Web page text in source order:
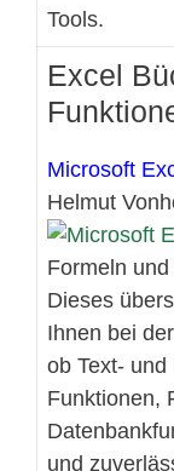
Tools.
Excel
Microsoft
Helmut
Formeln
Dieses
Ihnen bei
ob Text-
Funktionen,
und